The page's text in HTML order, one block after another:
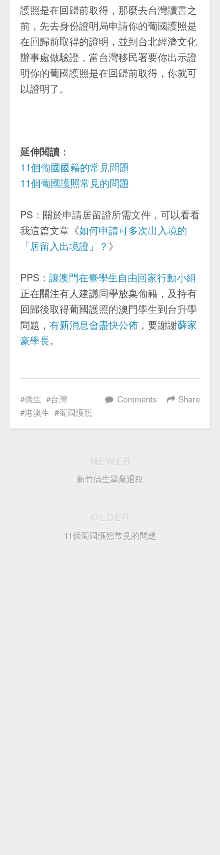
護照是在回歸前取得，那麼去台灣讀書之
前，先去身份證明局申請你的葡國護照是
在回歸前取得的證明，並到台北經濟文化
辦事處做驗證，當台灣移民署要你出示證
明你的葡國護照是在回歸前取得，你就可
以證明了。
延伸閱讀：
11個葡國國籍的常見問題
11個葡國護照常見的問題
PS：關於申請居留證所需文件，可以看看
我這篇文章《如何申請可多次出入境的
「居留入出境證」？ 》
PPS： 讓澳門在臺學生自由回家行動小組
正在關注有人建議同學放棄葡籍，及持有
回歸後取得葡國護照的澳門學生到台升學
問題， 有新消息會盡快公佈 ，要謝謝蘇家
豪學長。
Share
Comments
僑生
台灣
港澳生
葡國護照
NEWER
新竹僑生畢業退稅
OLDER
11個葡國護照常見的問題